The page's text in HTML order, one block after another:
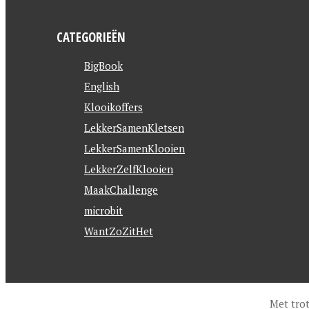
CATEGORIEËN
BigBook
English
Klooikoffers
LekkerSamenKletsen
LekkerSamenKlooien
LekkerZelfKlooien
MaakChallenge
microbit
WantZoZitHet
Met